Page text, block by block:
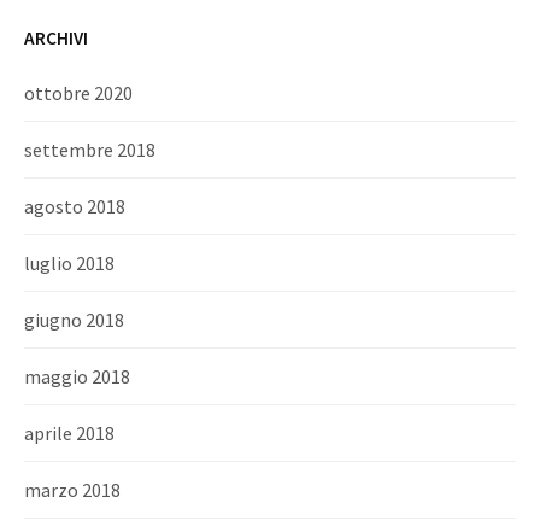
ARCHIVI
ottobre 2020
settembre 2018
agosto 2018
luglio 2018
giugno 2018
maggio 2018
aprile 2018
marzo 2018